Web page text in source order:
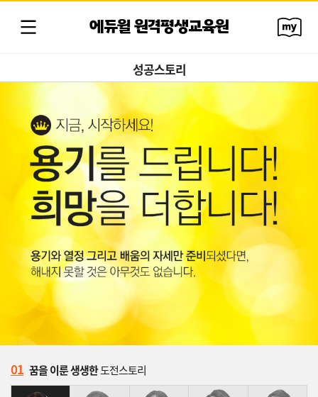
에듀윌 원격평생교육원
성공스토리
01 꿈을 이룬 생생한도전스토리